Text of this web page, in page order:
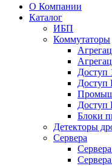
О Компании
Каталог
ИБП
Коммутаторы
Доступ
Доступ
Доступ
Блоки
Детекторы
Сервера